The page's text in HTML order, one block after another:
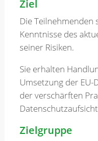
Ziel
Die Teilnehmenden
Kenntnisse des
seiner Risiken.
Sie erhalten
Umsetzung der EU-
der verschärften
Zielgruppe